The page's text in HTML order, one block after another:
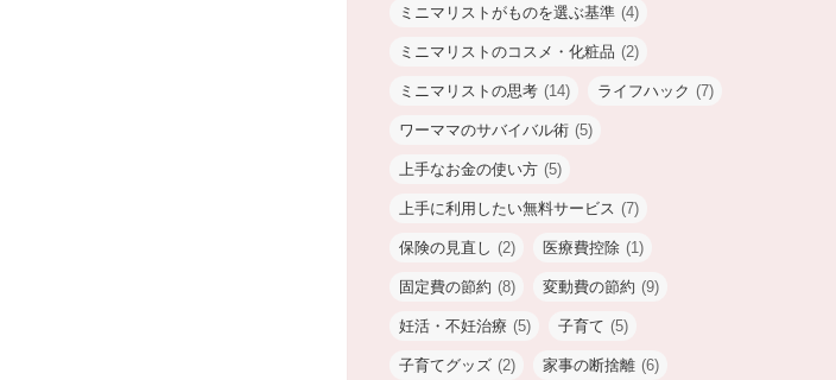
ミニマリストがものを選ぶ基準 (4)
ミニマリストのコスメ・化粧品 (2)
ミニマリストの思考 (14) ライフハック (7)
ワーママのサバイバル術 (5)
上手なお金の使い方 (5)
上手に利用したい無料サービス (7)
保険の見直し (2) 医療費控除 (1)
固定費の節約 (8) 変動費の節約 (9)
妊活・不妊治療 (5) 子育て (5)
子育てグッズ (2) 家事の断捨離 (6)